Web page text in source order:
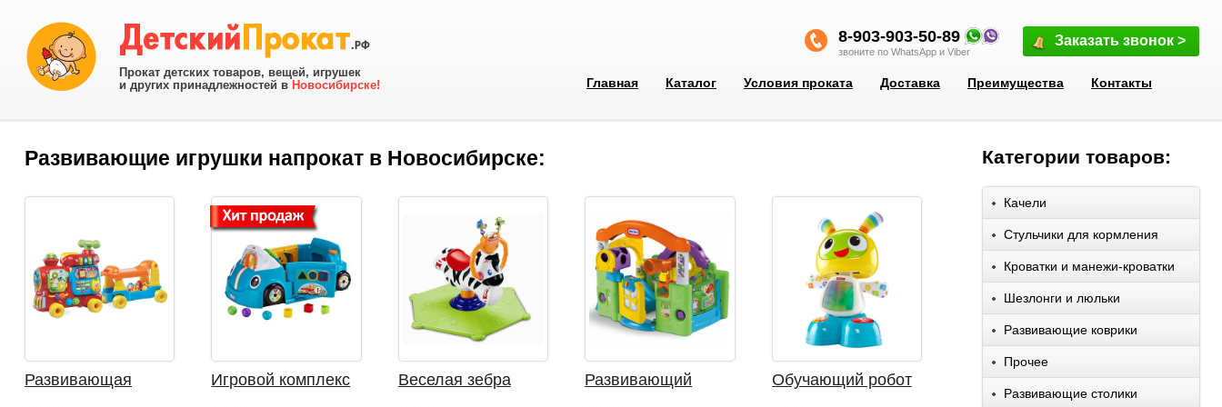
Прокат детских товаров, вещей, игрушек
и других принадлежностей в Новосибирске!
8-903-903-50-89
звоните по WhatsApp и Viber
Заказать звонок >
Главная Каталог Условия проката Доставка Преимущества Контакты
Развивающие игрушки напрокат в Новосибирске:
Развивающая
Игровой комплекс
Веселая зебра
Развивающий
Обучающий робот
Категории товаров:
Качели
Стульчики для кормления
Кроватки и манежи-кроватки
Шезлонги и люльки
Развивающие коврики
Прочее
Развивающие столики